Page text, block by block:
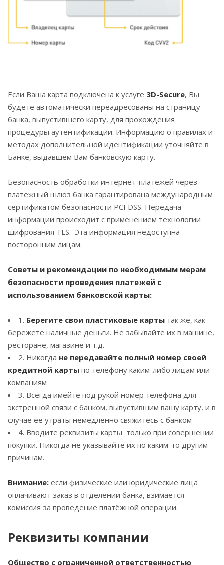
Если Ваша карта подключена к услуге 3D-Secure, Вы
будете автоматически переадресованы на страницу
банка, выпустившего карту, для прохождения
процедуры аутентификации. Информацию о правилах и
методах дополнительной идентификации уточняйте в
Банке, выдавшем Вам банковскую карту.
Безопасность обработки интернет-платежей через
платежный шлюз банка гарантирована международным
сертификатом безопасности PCI DSS. Передача
информации происходит с применением технологии
шифрования TLS. Эта информация недоступна
посторонним лицам.
Советы и рекомендации по необходимым мерам
безопасности проведения платежей с
использованием банковской карты:
1. Берегите свои пластиковые карты так же, как
бережете наличные деньги. Не забывайте их в машине,
ресторане, магазине и т.д.
2. Никогда не передавайте полный номер своей
кредитной карты по телефону каким-либо лицам или
компаниям
3. Всегда имейте под рукой номер телефона для
экстренной связи с банком, выпустившим вашу карту, и в
случае ее утраты немедленно свяжитесь с банком
4. Вводите реквизиты карты только при совершении
покупки. Никогда не указывайте их по каким-то другим
причинам.
Внимание: если физические или юридические лица
оплачивают заказ в отделении банка, взимается
комиссия за проведение платёжной операции.
Реквизиты компании
Общество с ограниченной ответственностью